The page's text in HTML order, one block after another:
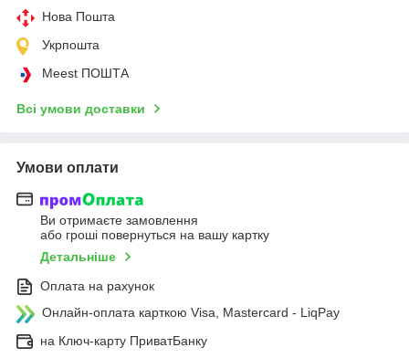
Нова Пошта
Укрпошта
Meest ПОШТА
Всі умови доставки
Умови оплати
Ви отримаєте замовлення
або гроші повернуться на вашу картку
Детальніше
Оплата на рахунок
Онлайн-оплата карткою Visa, Mastercard - LiqPay
на Ключ-карту ПриватБанку